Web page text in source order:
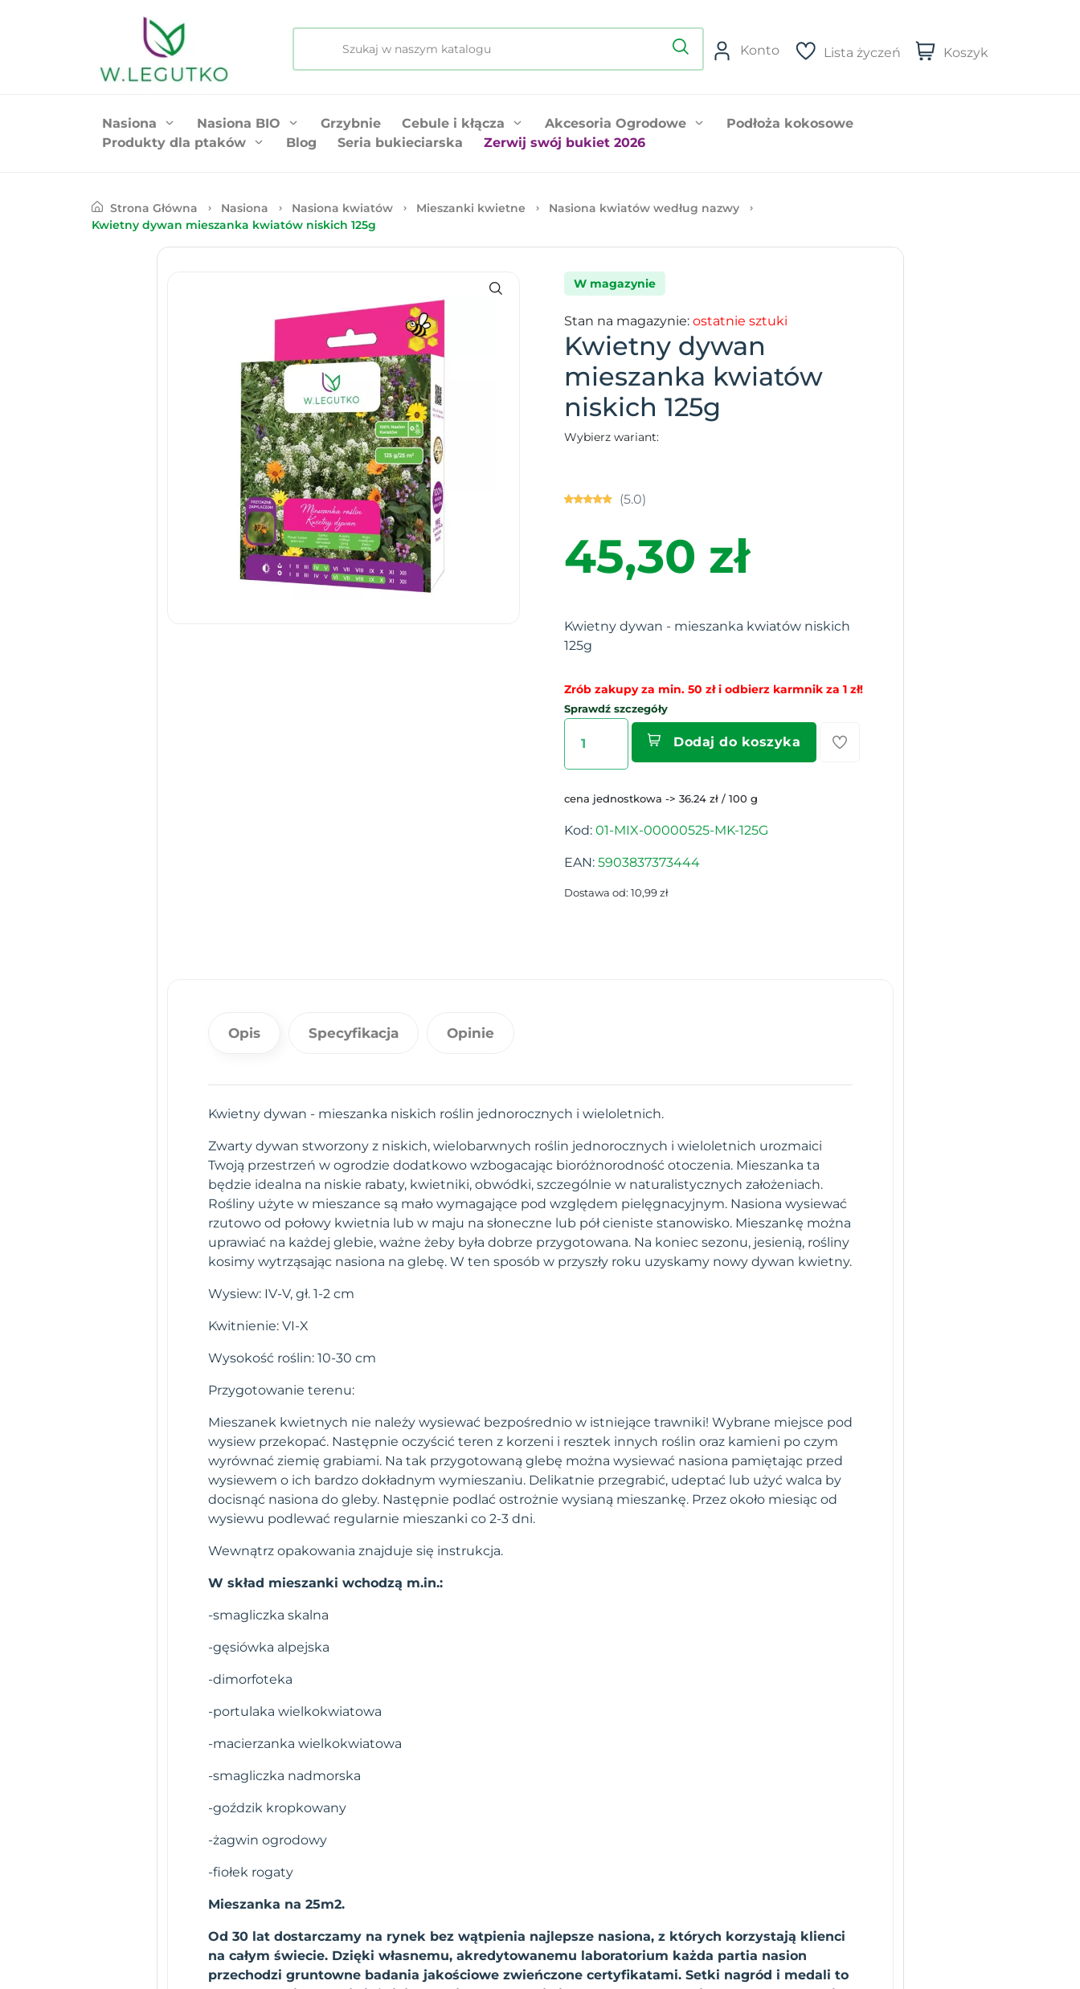
Konto Lista życzeń Koszyk
Nasiona Nasiona BIO Grzybnie Cebule i kłącza Akcesoria Ogrodowe
Podłoża kokosowe
Produkty dla ptaków
Blog Seria bukieciarska Zerwij swój bukiet 2026
Strona Główna Nasiona Nasiona kwiatów Mieszanki kwietne
Nasiona kwiatów według nazwy
Kwietny dywan mieszanka kwiatów niskich 125g
W magazynie
Stan na magazynie: ostatnie sztuki
Kwietny dywan
mieszanka kwiatów
niskich 125g
Wybierz wariant:
(5.0)
45,30 zł
Kwietny dywan - mieszanka kwiatów niskich
125g
Zrób zakupy za min. 50 zł i odbierz karmnik za 1 zł!
Sprawdź szczegóły
Dodaj do koszyka
cena jednostkowa -> 36.24 zł / 100 g
Kod: 01-MIX-00000525-MK-125G
EAN: 5903837373444
Dostawa od: 10,99 zł
Opis Specyfikacja Opinie
Kwietny dywan - mieszanka niskich roślin jednorocznych i wieloletnich.
Zwarty dywan stworzony z niskich, wielobarwnych roślin jednorocznych i wieloletnich urozmaici
Twoją przestrzeń w ogrodzie dodatkowo wzbogacając bioróżnorodność otoczenia. Mieszanka ta
będzie idealna na niskie rabaty, kwietniki, obwódki, szczególnie w naturalistycznych założeniach.
Rośliny użyte w mieszance są mało wymagające pod względem pielęgnacyjnym. Nasiona wysiewać
rzutowo od połowy kwietnia lub w maju na słoneczne lub pół cieniste stanowisko. Mieszankę można
uprawiać na każdej glebie, ważne żeby była dobrze przygotowana. Na koniec sezonu, jesienią, rośliny
kosimy wytrząsając nasiona na glebę. W ten sposób w przyszły roku uzyskamy nowy dywan kwietny.
Wysiew: IV-V, gł. 1-2 cm
Kwitnienie: VI-X
Wysokość roślin: 10-30 cm
Przygotowanie terenu:
Mieszanek kwietnych nie należy wysiewać bezpośrednio w istniejące trawniki! Wybrane miejsce pod
wysiew przekopać. Następnie oczyścić teren z korzeni i resztek innych roślin oraz kamieni po czym
wyrównać ziemię grabiami. Na tak przygotowaną glebę można wysiewać nasiona pamiętając przed
wysiewem o ich bardzo dokładnym wymieszaniu. Delikatnie przegrabić, udeptać lub użyć walca by
docisnąć nasiona do gleby. Następnie podlać ostrożnie wysianą mieszankę. Przez około miesiąc od
wysiewu podlewać regularnie mieszanki co 2-3 dni.
Wewnątrz opakowania znajduje się instrukcja.
W skład mieszanki wchodzą m.in.:
-smagliczka skalna
-gęsiówka alpejska
-dimorfoteka
-portulaka wielkokwiatowa
-macierzanka wielkokwiatowa
-smagliczka nadmorska
-goździk kropkowany
-żagwin ogrodowy
-fiołek rogaty
Mieszanka na 25m2.
Od 30 lat dostarczamy na rynek bez wątpienia najlepsze nasiona, z których korzystają klienci
na całym świecie. Dzięki własnemu, akredytowanemu laboratorium każda partia nasion
przechodzi gruntowne badania jakościowe zwieńczone certyfikatami. Setki nagród i medali to